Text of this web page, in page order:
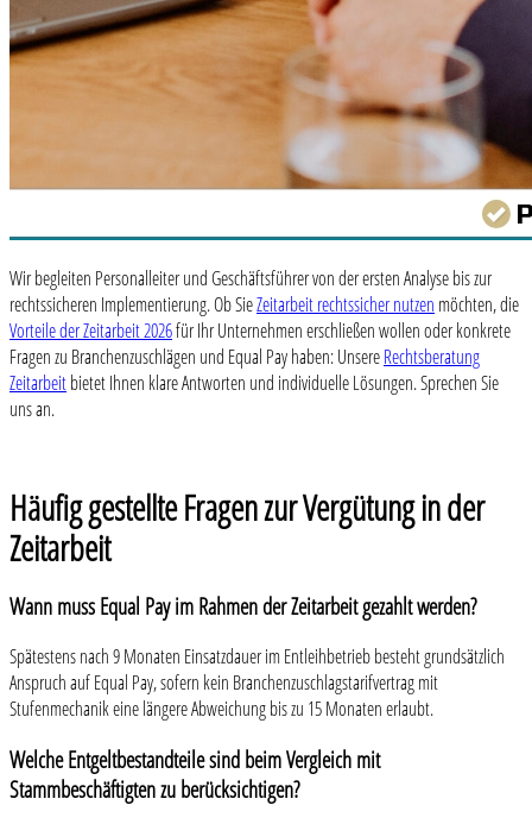
Wir begleiten Personalleiter und Geschäftsführer von der ersten Analyse bis zur
rechtssicheren Implementierung. Ob SieZeitarbeit rechtssicher nutzen möchten, die
Vorteile der Zeitarbeit 2026für Ihr Unternehmen erschließen wollen oder konkrete
Fragen zu Branchenzuschlägen und Equal Pay haben: UnsereRechtsberatung
Zeitarbeitbietet Ihnen klare Antworten und individuelle Lösungen. Sprechen Sie
uns an.
Häufig gestellte Fragen zur Vergütung in der
Zeitarbeit
Wann muss Equal Pay im Rahmen der Zeitarbeit gezahlt werden?
Spätestens nach 9 Monaten Einsatzdauer im Entleihbetrieb besteht grundsätzlich
Anspruch auf Equal Pay, sofern kein Branchenzuschlagstarifvertrag mit
Stufenmechanik eine längere Abweichung bis zu 15 Monaten erlaubt.
Welche Entgeltbestandteile sind beim Vergleich mit
Stammbeschäftigten zu berücksichtigen?